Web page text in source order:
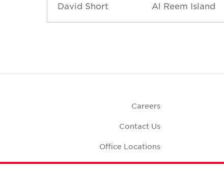
Al Reem Island
David Short
Careers
Contact Us
Office Locations
Corporate Social